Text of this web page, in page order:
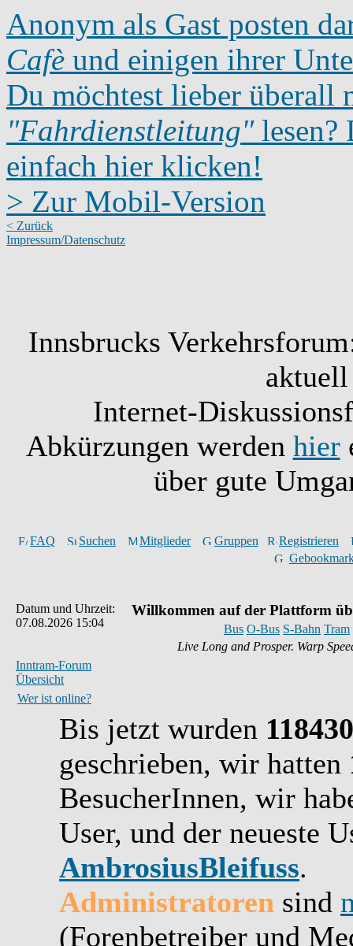
Anonym als Gast posten
Cafè und einigen ihrer
Du möchtest lieber überall
"Fahrdienstleitung"lesen?
einfach hier klicken!
> Zur Mobil-Version
< Zurück
Impressum/Datenschutz
Innsbrucks
Internet-
Abkürzungen werden hier
über gute
FAQ Suchen Mitglieder Gruppen
Registrieren
Datum und Uhrzeit:
07.08.2026 15:04
Inntram-Forum
Übersicht
Willkommen auf der Plattform
Bus O-Bus S-Bahn Tram
Live Long and Prosper. Warp
Wer ist online?
Bis jetzt wurden 118430
geschrieben, wir hatten
BesucherInnen, wir
User, und der neueste
AmbrosiusBleifuss.
Administratoren sind
(Forenbetreiber und